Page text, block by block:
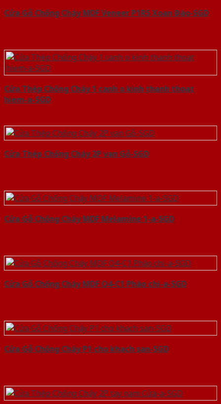
Cửa Gỗ Chống Cháy MDF Veneer P1R5 Xoan Đào-SGD
Cửa Thép Chống Cháy 1 canh o kinh thanh thoat
hiem-a-SGD
Cửa Thép Chống Cháy 2P van Gỗ-SGD
Cửa Gỗ Chống Cháy MDF Melamine 1-a-SGD
Cửa Gỗ Chống Cháy MDF O4-C1 Phào chi-a-SGD
Cửa Gỗ Chống Cháy P1 cho khach san-SGD